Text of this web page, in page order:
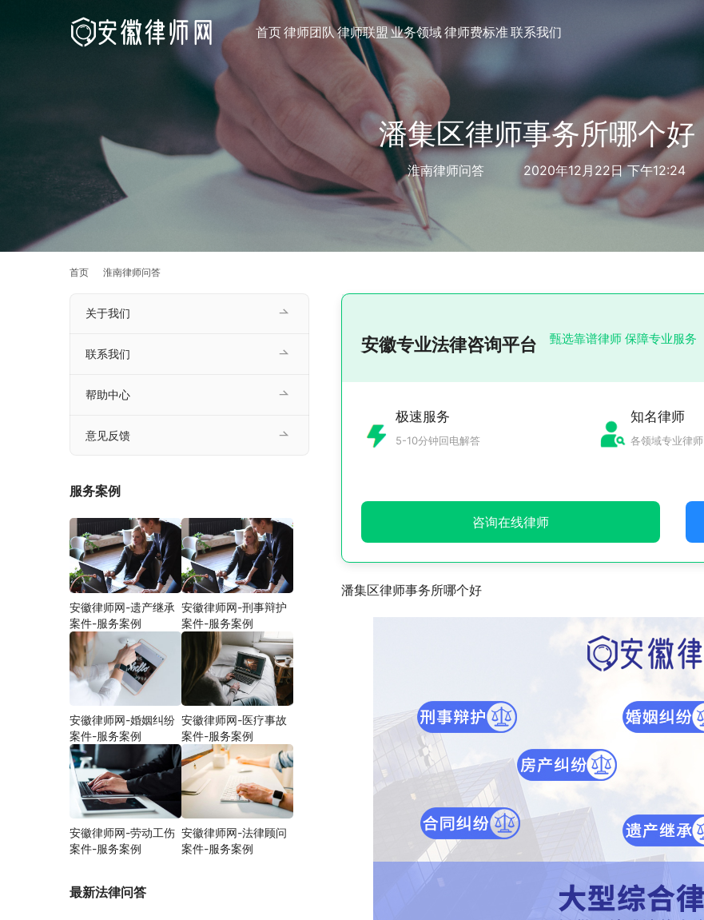
首页律师团队律师联盟业务领域律师费标准联系我们
潘集区律师事务所哪个好
淮南律师问答 2020年12月22日 下午12:24
首页 淮南律师问答
安徽专业法律咨询平台 甄选靠谱律师 保障专业服务
极速服务
5-10分钟回电解答
知名律师
各领域专业律师
咨询在线律师
潘集区律师事务所哪个好
关于我们
联系我们
帮助中心
意见反馈
服务案例
安徽律师网-遗产继承
案件-服务案例
安徽律师网-刑事辩护
案件-服务案例
安徽律师网-婚姻纠纷
案件-服务案例
安徽律师网-医疗事故
案件-服务案例
安徽律师网-劳动工伤
案件-服务案例
安徽律师网-法律顾问
案件-服务案例
最新法律问答